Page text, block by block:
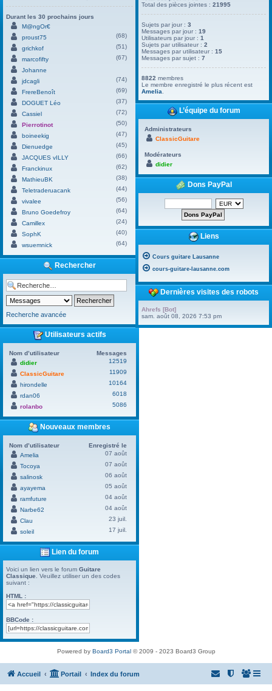
Durant les 30 prochains jours
M@ngOr€
proust75
(68)
grichkof
(51)
marcofifty
(67)
Johanne
jdcagli
(74)
FrereBenoît
(69)
DOGUET Léo
(37)
Cassiel
(72)
Pierrotinot
(50)
boineekig
(47)
Dienuedge
(45)
JACQUES vILLY
(66)
Franckinux
(62)
MathieuBK
(38)
Teletraderuacank
(44)
vivalee
(56)
Bruno Goedefroy
(64)
Camillex
(24)
SophK
(40)
wsuemnick
(64)
Rechercher
Recherche avancée
Utilisateurs actifs
Nom d’utilisateur
Messages
didier
12519
ClassicGuitare
11909
hirondelle
10164
rdan06
6018
rolanbo
5086
Nouveaux membres
Nom d’utilisateur
Enregistré le
Amelia
07 août
Tocoya
07 août
salinosk
06 août
ayayema
05 août
ramfuture
04 août
Narbe62
04 août
Clau
23 juil.
soleil
17 juil.
Lien du forum
Voici un lien vers le forum Guitare
Classique . Veuillez utiliser un des codes
suivant :
HTML :
BBCode :
Total des pièces jointes :21995
Sujets par jour :3
Messages par jour :19
Utilisateurs par jour :1
Sujets par utilisateur :2
Messages par utilisateur :15
Messages par sujet :7
8822 membres
Le membre enregistré le plus récent est
Amelia
L’équipe du forum
Administrateurs
ClassicGuitare
Modérateurs
didier
Dons PayPal
Liens
Cours guitare Lausanne
cours-guitare-lausanne.com
Dernières visites des robots
Ahrefs [Bot]
sam. août 08, 2026 7:53 pm
Powered by Board3 Portal© 2009 - 2023 Board3 Group
Accueil Portail Index du forum